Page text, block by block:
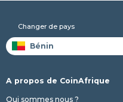
Changer de pays
A propos de CoinAfrique
Qui sommes nous ?